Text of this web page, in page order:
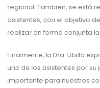
regional. También, se está
asistentes, con el objetivo
realizar en forma conjunta
Finalmente, la Dra. Ubilla
uno de los asistentes por
importante para nuestros